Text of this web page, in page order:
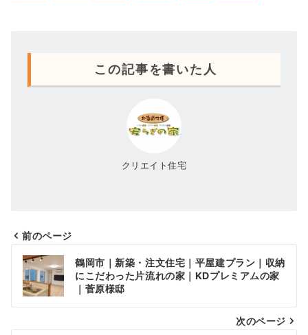
この記事を書いた人
クリエイト住宅
投
稿
ナ
ビ
前のページ
鶴岡市｜新築・注文住宅｜平屋建プラン｜収納
にこだわった片流れの家｜KDプレミアムの家
｜菅原様邸
次のページ